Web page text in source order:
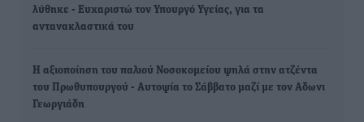
λύθηκε - Ευχαριστώ τον Υπουργό Υγείας, για τα
αντανακλαστικά του
Η αξιοποίηση του παλιού Νοσοκομείου ψηλά στην ατζέντα
του Πρωθυπουργού - Αυτοψία το Σάββατο μαζί με τον Αδωνι
Γεωργιάδη